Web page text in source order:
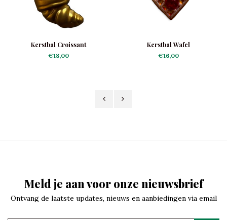
Kerstbal Croissant
€18,00
Kerstbal Wafel
€16,00
Meld je aan voor onze nieuwsbrief
Ontvang de laatste updates, nieuws en aanbiedingen via email